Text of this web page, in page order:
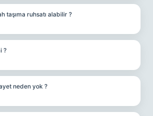
taşıma ruhsatı alabilir ?
?
neden yok ?